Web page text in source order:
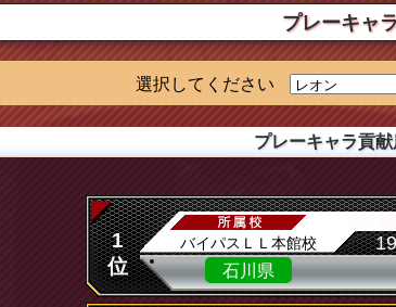
プレーキャ
選択してください
プレーキャラ貢献
1
位
バイパスＬＬ本館校
石川県